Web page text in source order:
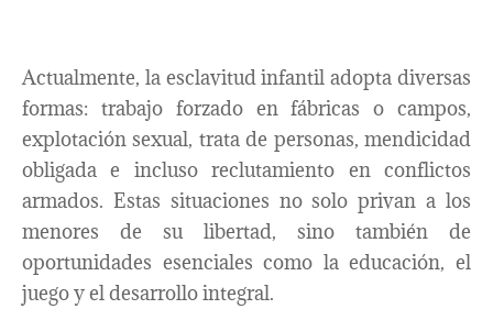
Actualmente, la esclavitud infantil adopta diversas
formas: trabajo forzado en fábricas o campos,
explotación sexual, trata de personas, mendicidad
obligada e incluso reclutamiento en conflictos
armados. Estas situaciones no solo privan a los
menores de su libertad, sino también de
oportunidades esenciales como la educación, el
juego y el desarrollo integral.